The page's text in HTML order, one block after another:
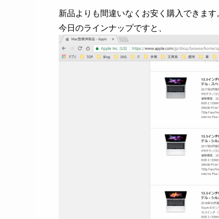
新品よりも間違いなくお安く購入できます
今日のラインナップですと、